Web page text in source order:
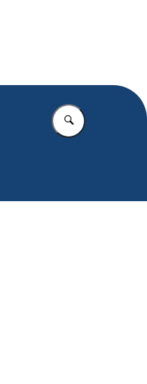
Vul in wat u